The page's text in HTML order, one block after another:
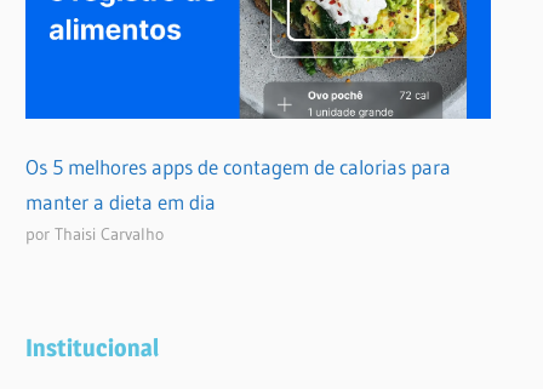
Os 5 melhores apps de contagem de calorias para
manter a dieta em dia
por Thaisi Carvalho
Institucional